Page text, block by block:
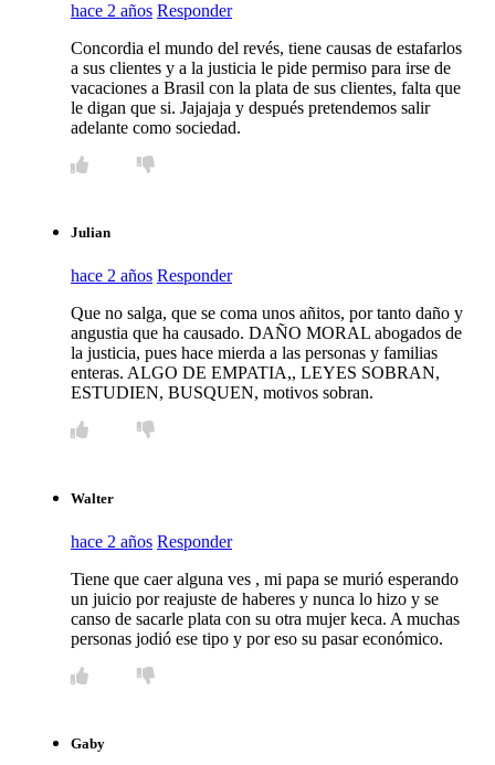
hace 2 años Responder
Concordia el mundo del revés, tiene causas de estafarlos
a sus clientes y a la justicia le pide permiso para irse de
vacaciones a Brasil con la plata de sus clientes, falta que
le digan que si. Jajajaja y después pretendemos salir
adelante como sociedad.
Julian
hace 2 años Responder
Que no salga, que se coma unos añitos, por tanto daño y
angustia que ha causado. DAÑO MORAL abogados de
la justicia, pues hace mierda a las personas y familias
enteras. ALGO DE EMPATIA,, LEYES SOBRAN,
ESTUDIEN, BUSQUEN, motivos sobran.
Walter
hace 2 años Responder
Tiene que caer alguna ves , mi papa se murió esperando
un juicio por reajuste de haberes y nunca lo hizo y se
canso de sacarle plata con su otra mujer keca. A muchas
personas jodió ese tipo y por eso su pasar económico.
Gaby